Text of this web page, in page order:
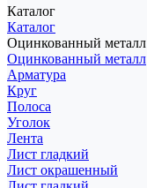
Каталог
Каталог
Оцинкованный металл
Оцинкованный металл
Арматура
Круг
Полоса
Уголок
Лента
Лист гладкий
Лист окрашенный